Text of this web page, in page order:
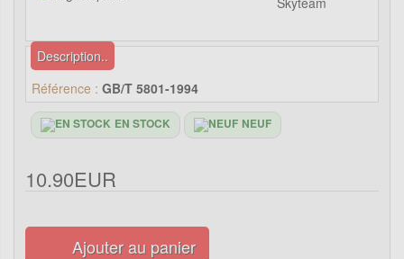
Description..
Référence : GB/T 5801-1994
EN STOCK NEUF
10.90EUR
Ajouter au panier